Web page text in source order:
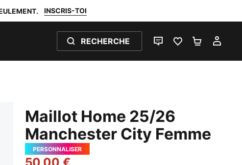
INSCRIS-TOI
RECHERCHE
LIVE CHATFAVORIS 0PANIER 0
Maillot Home 25/26
Manchester City Femme
PERSONNALISER